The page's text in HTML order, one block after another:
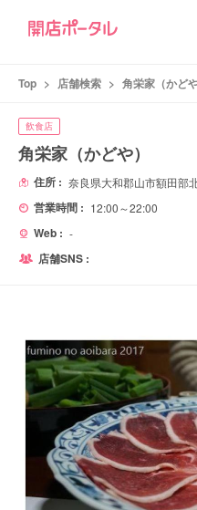
Top > 店舗検索 > 角栄家（かどや
飲食店
角栄家（かどや）
住所 : 奈良県大和郡山市額田部
営業時間 : 12:00～22:00
Web : -
店舗SNS :